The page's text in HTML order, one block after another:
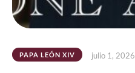
PAPA LEÓN XIV julio 1, 2026